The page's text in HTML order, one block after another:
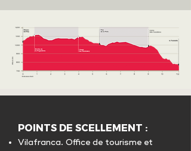
POINTS DE SCELLEMENT :
Vilafranca. Office de tourisme et